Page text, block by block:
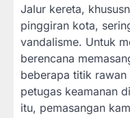
Jalur kereta,
pinggiran kota,
vandalisme. Untuk
berencana
beberapa titik
petugas keamanan
itu, pemasangan